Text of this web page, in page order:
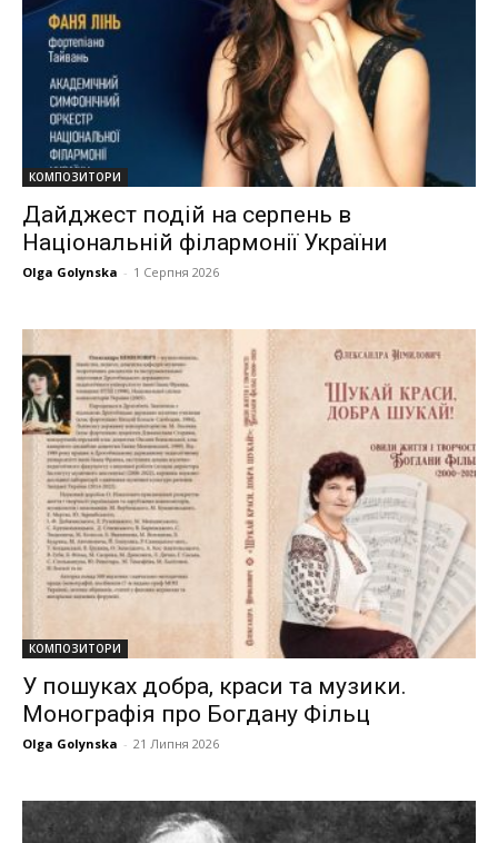
КОМПОЗИТОРИ
Дайджест подій на серпень в
Національній філармонії України
Olga Golynska - 1 Серпня 2026
КОМПОЗИТОРИ
У пошуках добра, краси та музики.
Монографія про Богдану Фільц
Olga Golynska - 21 Липня 2026